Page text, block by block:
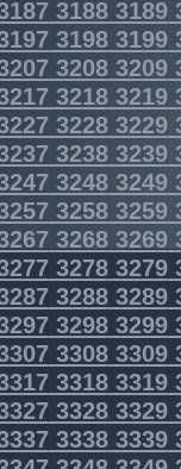
31883189
31983199
32083209
32183219
32283229
32383239
32483249
32583259
32683269
32783279
32883289
32983299
33083309
33183319
33283329
33383339